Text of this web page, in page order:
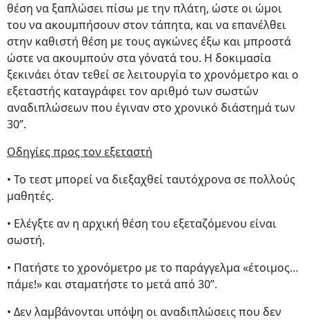
θέση να ξαπλώσει πίσω με την πλάτη, ώστε οι ώμοι
του να ακουμπήσουν στον τάπητα, και να επανέλθει
στην καθιστή θέση με τους αγκώνες έξω και μπροστά
ώστε να ακουμπούν στα γόνατά του. Η δοκιμασία
ξεκινάει όταν τεθεί σε λειτουργία το χρονόμετρο και ο
εξεταστής καταγράφει τον αριθμό των σωστών
αναδιπλώσεων που έγιναν στο χρονικό διάστημά των
30’’.
Οδηγίες προς τον εξεταστή
• Το τεστ μπορεί να διεξαχθεί ταυτόχρονα σε πολλούς
μαθητές.
• Ελέγξτε αν η αρχική θέση του εξεταζόμενου είναι
σωστή.
• Πατήστε το χρονόμετρο με το παράγγελμα «έτοιμος…
πάμε!» και σταματήστε το μετά από 30’’.
• Δεν λαμβάνονται υπόψη οι αναδιπλώσεις που δεν